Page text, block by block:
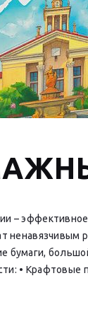
–
бумаги,
•